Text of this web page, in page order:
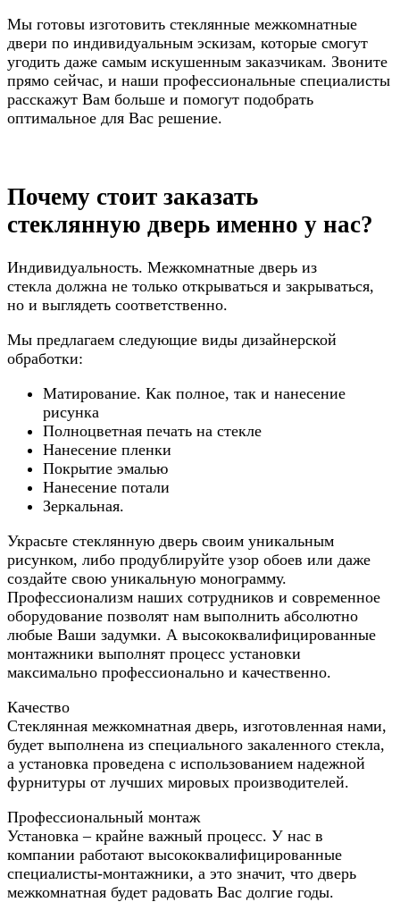
Мы готовы изготовить стеклянные межкомнатные
двери по индивидуальным эскизам, которые смогут
угодить даже самым искушенным заказчикам. Звоните
прямо сейчас, и наши профессиональные специалисты
расскажут Вам больше и помогут подобрать
оптимальное для Вас решение.
Почему стоит заказать
стеклянную дверь именно у нас?
Индивидуальность. Межкомнатные дверь из
стекла должна не только открываться и закрываться,
но и выглядеть соответственно.
Мы предлагаем следующие виды дизайнерской
обработки:
Матирование. Как полное, так и нанесение
рисунка
Полноцветная печать на стекле
Нанесение пленки
Покрытие эмалью
Нанесение потали
Зеркальная.
Украсьте стеклянную дверь своим уникальным
рисунком, либо продублируйте узор обоев или даже
создайте свою уникальную монограмму.
Профессионализм наших сотрудников и современное
оборудование позволят нам выполнить абсолютно
любые Ваши задумки. А высококвалифицированные
монтажники выполнят процесс установки
максимально профессионально и качественно.
Качество
Стеклянная межкомнатная дверь, изготовленная нами,
будет выполнена из специального закаленного стекла,
а установка проведена с использованием надежной
фурнитуры от лучших мировых производителей.
Профессиональный монтаж
Установка – крайне важный процесс. У нас в
компании работают высококвалифицированные
специалисты-монтажники, а это значит, что дверь
межкомнатная будет радовать Вас долгие годы.